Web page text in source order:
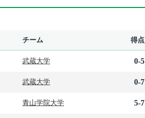
チーム 得点
武蔵大学 0-5
武蔵大学 0-7
青山学院大学 5-7